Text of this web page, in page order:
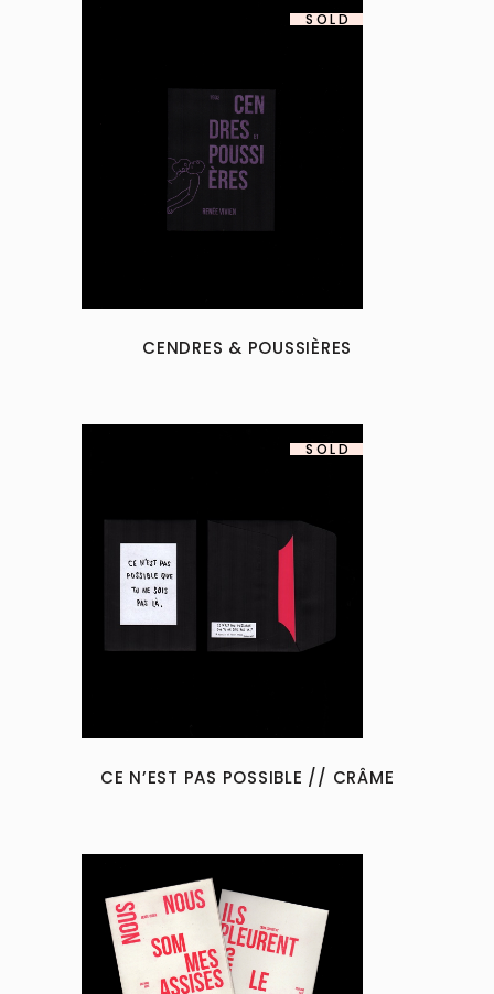
SOLD
CENDRES & POUSSIÈRES
SOLD
CE N’EST PAS POSSIBLE // CRÂME